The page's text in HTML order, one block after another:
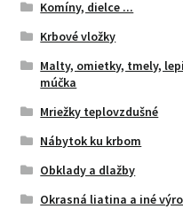
Komíny, dielce ...
Krbové vložky
Malty, omietky, tmely,
múčka
Mriežky teplovzdušné
Nábytok ku krbom
Obklady a dlažby
Okrasná liatina a iné